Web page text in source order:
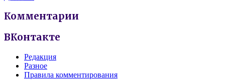
Комментарии
ВКонтакте
Редакция
Разное
Правила комментирования